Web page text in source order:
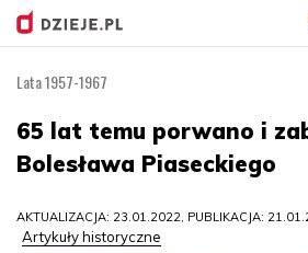
treści
Lata 1957-1967
65 lat temu porwano i
Bolesława Piaseckiego
AKTUALIZACJA: 23.01.2022, PUBLIKACJA:
Artykuły historyczne